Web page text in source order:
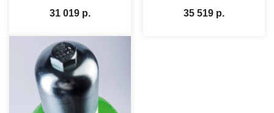
31 019 р. 35 519 р.